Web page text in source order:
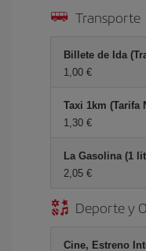
Transporte
Billete de Ida
1,00 €
Taxi 1km (Tarifa
1,30 €
La Gasolina (1
2,05 €
Deporte y
Cine, Estreno